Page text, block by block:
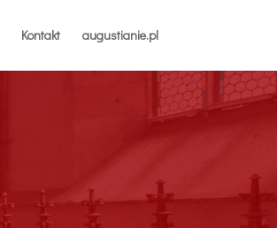
Kontakt augustianie.pl